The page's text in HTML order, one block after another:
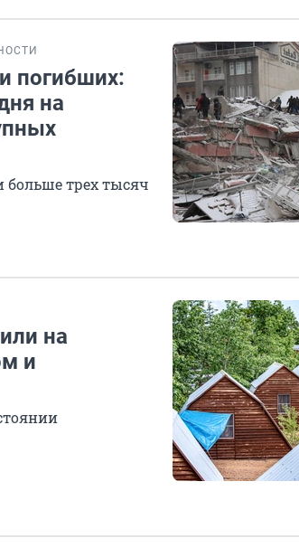
погибших:
на
трех тысяч
на
и